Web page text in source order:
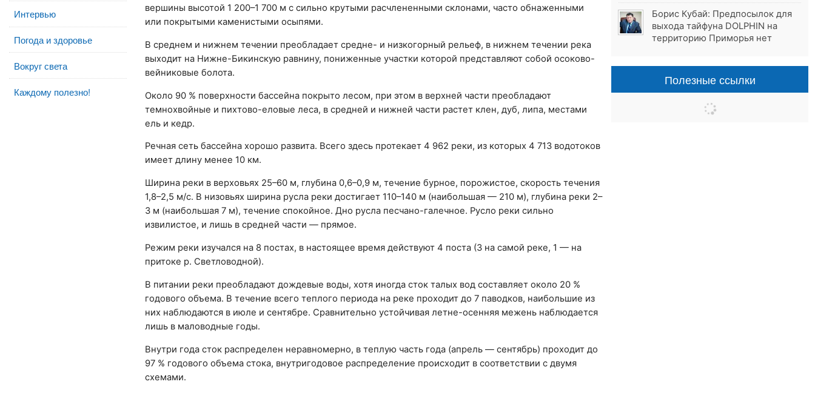
Интервью
Погода и здоровье
Вокруг света
Каждому полезно!
вершины высотой 1 200–1 700 м с сильно крутыми расчлененными склонами, часто обнаженными
или покрытыми каменистыми осыпями.
В среднем и нижнем течении преобладает средне- и низкогорный рельеф, в нижнем течении река
выходит на Нижне-Бикинскую равнину, пониженные участки которой представляют собой осоково-
вейниковые болота.
Около 90 % поверхности бассейна покрыто лесом, при этом в верхней части преобладают
темнохвойные и пихтово-еловые леса, в средней и нижней части растет клен, дуб, липа, местами
ель и кедр.
Речная сеть бассейна хорошо развита. Всего здесь протекает 4 962 реки, из которых 4 713 водотоков
имеет длину менее 10 км.
Ширина реки в верховьях 25–60 м, глубина 0,6–0,9 м, течение бурное, порожистое, скорость течения
1,8–2,5 м/с. В низовьях ширина русла реки достигает 110–140 м (наибольшая — 210 м), глубина реки 2–
3 м (наибольшая 7 м), течение спокойное. Дно русла песчано-галечное. Русло реки сильно
извилистое, и лишь в средней части — прямое.
Режим реки изучался на 8 постах, в настоящее время действуют 4 поста (3 на самой реке, 1 — на
притоке р. Светловодной).
В питании реки преобладают дождевые воды, хотя иногда сток талых вод составляет около 20 %
годового объема. В течение всего теплого периода на реке проходит до 7 паводков, наибольшие из
них наблюдаются в июле и сентябре. Сравнительно устойчивая летне-осенняя межень наблюдается
лишь в маловодные годы.
Внутри года сток распределен неравномерно, в теплую часть года (апрель — сентябрь) проходит до
97 % годового объема стока, внутригодовое распределение происходит в соответствии с двумя
схемами.
Борис Кубай: Предпосылок для
выхода тайфуна DOLPHIN на
территорию Приморья нет
Полезные ссылки